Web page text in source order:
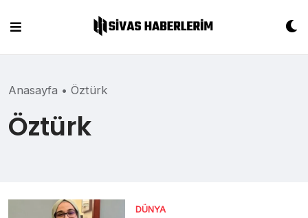
content
Anasayfa • Öztürk
Öztürk
DÜNYA